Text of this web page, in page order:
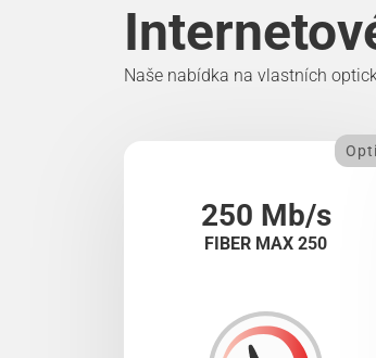
Naše nabídka na vlastních
250 Mb/s
FIBER MAX 250